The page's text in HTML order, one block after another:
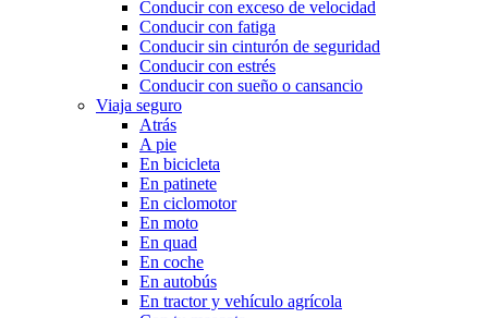
Conducir con exceso de velocidad
Conducir con fatiga
Conducir sin cinturón de seguridad
Conducir con estrés
Conducir con sueño o cansancio
Viaja seguro
Atrás
A pie
En bicicleta
En patinete
En ciclomotor
En moto
En quad
En coche
En autobús
En tractor y vehículo agrícola